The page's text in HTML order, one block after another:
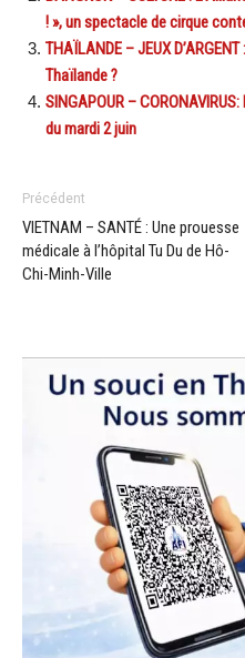
! », un spectacle de cirque
THAÏLANDE – JEUX
Thaïlande ?
SINGAPOUR –
du mardi 2 juin
Précédent
VIETNAM – SANTÉ : Une prouesse
médicale à l’hôpital Tu Du de Hô-
Chi-Minh-Ville